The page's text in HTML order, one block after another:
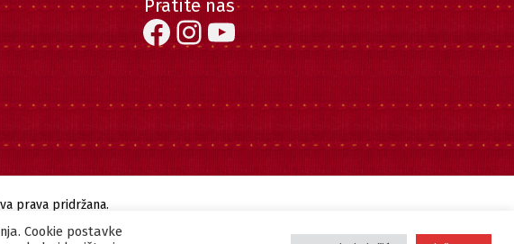
Pratite nas
Facebook
Instagram
YouTube
prava pridržana.
Cookie postavke